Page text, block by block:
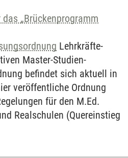
„Brückenprogramm
Lehr­kräfte­
Master-Studien­
befindet sich aktuell in
veröffentliche Ordnung
für den M.Ed.
Realschulen (Quereinstieg